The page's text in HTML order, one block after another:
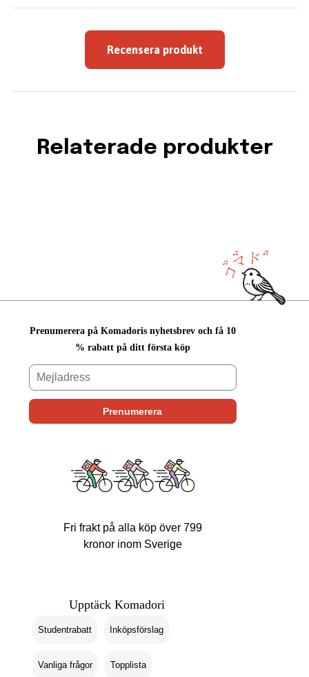
Recensera produkt
Relaterade produkter
Prenumerera på Komadoris nyhetsbrev och få 10
% rabatt på ditt första köp
Fri frakt på alla köp över 799
kronor inom Sverige
Upptäck Komadori
Studentrabatt Inköpsförslag
Vanliga frågor Topplista